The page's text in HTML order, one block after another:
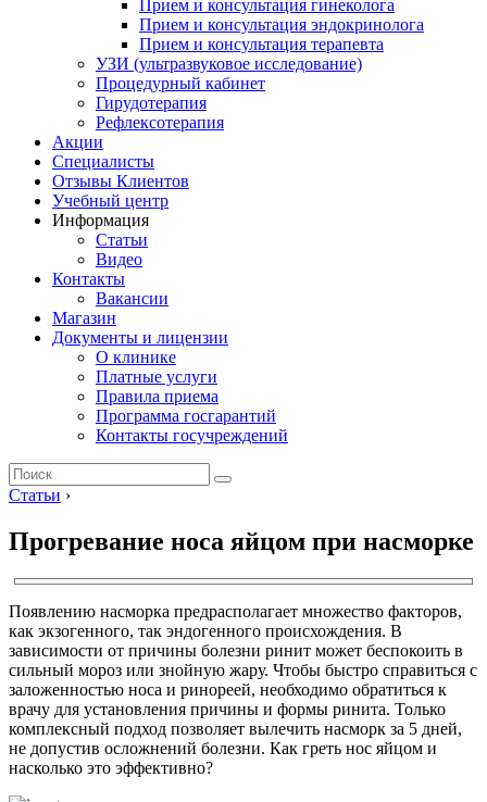
Прием и консультация гинеколога
Прием и консультация эндокринолога
Прием и консультация терапевта
УЗИ (ультразвуковое исследование)
Процедурный кабинет
Гирудотерапия
Рефлексотерапия
Акции
Специалисты
Отзывы Клиентов
Учебный центр
Информация
Статьи
Видео
Контакты
Вакансии
Магазин
Документы и лицензии
О клинике
Платные услуги
Правила приема
Программа госгарантий
Контакты госучреждений
Статьи ›
Прогревание носа яйцом при насморке
Появлению насморка предрасполагает множество факторов,
как экзогенного, так эндогенного происхождения. В
зависимости от причины болезни ринит может беспокоить в
сильный мороз или знойную жару. Чтобы быстро справиться с
заложенностью носа и ринореей, необходимо обратиться к
врачу для установления причины и формы ринита. Только
комплексный подход позволяет вылечить насморк за 5 дней,
не допустив осложнений болезни. Как греть нос яйцом и
насколько это эффективно?